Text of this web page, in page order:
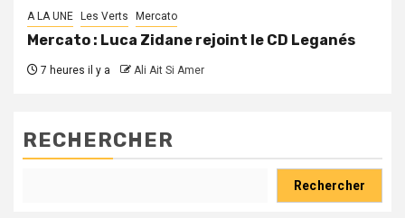
A LA UNE Les Verts Mercato
Mercato : Luca Zidane rejoint le CD Leganés
7 heures il y a Ali Ait Si Amer
RECHERCHER
Rechercher